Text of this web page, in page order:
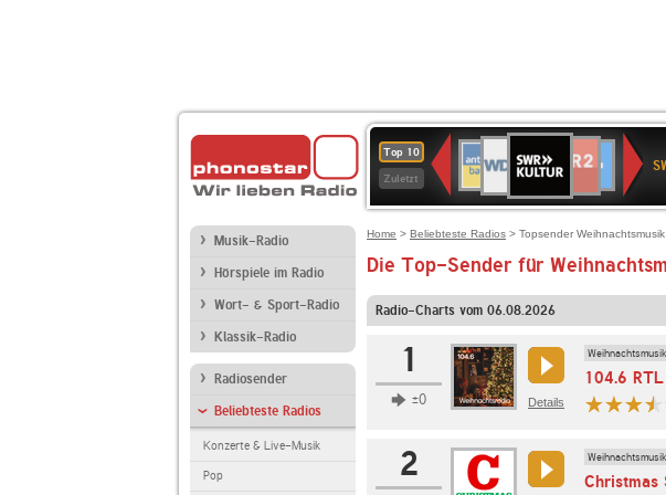
Top 10
Zuletzt
Deutschlandfunk
80er
90er
OLDIE
ANTENNE
SWR3
WDR
4
BR-
KLASSIK
Deutschlandfunk
Kultur
ANTENNE
BAYERN
2
Kultur2
Musik-Radio
Hörspiele im Radio
Wort- & Sport-Radio
Klassik-Radio
Radiosender
Beliebteste Radios
Konzerte & Live-Musik
Pop
Home > Beliebteste Radios > Topsender Weihnachtsmusik
Die Top-Sender für
Radio-Charts vom 06.08.2026
1
±0 Details
Weihnachtsmusik
104.6
2 Weihnachtsmusik
Christmas